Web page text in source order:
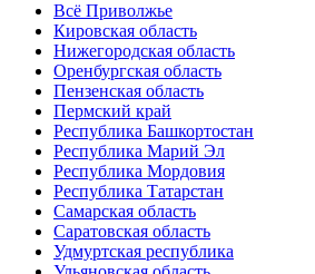
Всё Приволжье
Кировская область
Нижегородская область
Оренбургская область
Пензенская область
Пермский край
Республика Башкортостан
Республика Марий Эл
Республика Мордовия
Республика Татарстан
Самарская область
Саратовская область
Удмуртская республика